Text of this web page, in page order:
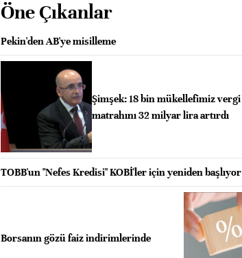
Öne Çıkanlar
Pekin'den AB'ye misilleme
Şimşek: 18 bin mükellefimiz vergi
matrahını 32 milyar lira artırdı
TOBB'un "Nefes Kredisi" KOBİ'ler için yeniden başlıyor
Borsanın gözü faiz indirimlerinde